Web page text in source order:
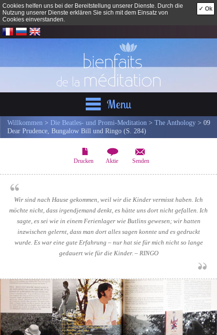
Cookies helfen uns bei der Bereitstellung unserer Dienste. Durch die
Nutzung unserer Dienste erklären Sie sich mit dem Einsatz von
Cookies einverstanden.
✓ Ok
Menu
Willkommen > Die Beatles- und Promi-Meditation > The Anthology > 09
Dear Prudence, Bungalow Bill und Ringo (S. 284)
Drucken Aktie Senden
Wir sind nach Hause gekommen, weil wir die Kinder vermisst haben. Ich
möchte nicht, dass irgendjemand denkt, es hätte uns dort nicht gefallen. Ich
sagte, es sei wie in einem Ferienlager wie Butlins gewesen; wir hatten
inzwischen gelernt, dass man dort alles sagen konnte und es gedruckt
wurde. Es war eine gute Erfahrung – nur hat sie für mich nicht so lange
gedauert wie für die Kinder. – RINGO